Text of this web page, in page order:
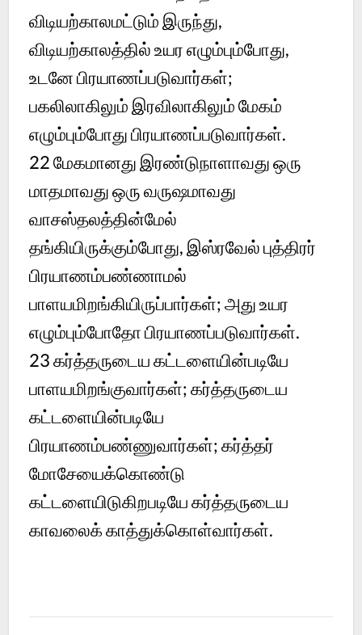
விடியற்காலமட்டும் இருந்து,
விடியற்காலத்தில் உயர எழும்பும்போது,
உடனே பிரயாணப்படுவார்கள்;
பகலிலாகிலும் இரவிலாகிலும் மேகம்
எழும்பும்போது பிரயாணப்படுவார்கள்.
22மேகமானது இரண்டுநாளாவது ஒரு
மாதமாவது ஒரு வருஷமாவது
வாசஸ்தலத்தின்மேல்
தங்கியிருக்கும்போது, இஸ்ரவேல் புத்திரர்
பிரயாணம்பண்ணாமல்
பாளயமிறங்கியிருப்பார்கள்; அது உயர
எழும்பும்போதோ பிரயாணப்படுவார்கள்.
23கர்த்தருடைய கட்டளையின்படியே
பாளயமிறங்குவார்கள்; கர்த்தருடைய
கட்டளையின்படியே
பிரயாணம்பண்ணுவார்கள்; கர்த்தர்
மோசேயைக்கொண்டு
கட்டளையிடுகிறபடியே கர்த்தருடைய
காவலைக் காத்துக்கொள்வார்கள்.